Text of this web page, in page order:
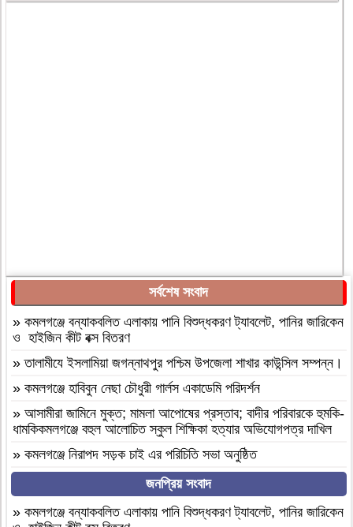
সর্বশেষ সংবাদ
» কমলগঞ্জে বন্যাকবলিত এলাকায় পানি বিশুদ্ধকরণ ট্যাবলেট, পানির জারিকেন
ও হাইজিন কীট বক্স বিতরণ
»‎তালামীযে ইসলামিয়া জগন্নাথপুর পশ্চিম উপজেলা শাখার কাউন্সিল সম্পন্ন।
» কমলগঞ্জে হাবিবুন নেছা চৌধুরী গার্লস একাডেমি পরিদর্শন
» আসামীরা জামিনে মুক্ত; মামলা আপোষের প্রস্তাব; বাদীর পরিবারকে হুমকি-
ধামকিকমলগঞ্জে বহুল আলোচিত স্কুল শিক্ষিকা হত্যার অভিযোগপত্র দাখিল
» কমলগঞ্জে নিরাপদ সড়ক চাই এর পরিচিতি সভা অনুষ্ঠিত
শোক সংবাদ॥ রসমোহন সিংহ ॥
ফ্যাসিবাদবিরোধী সমন্বিত শক্তির ফল জুলাই আন্দোলন: রেদোয়ান মাজহারি
জনপ্রিয় সংবাদ
» কমলগঞ্জে বন্যাকবলিত এলাকায় পানি বিশুদ্ধকরণ ট্যাবলেট, পানির জারিকেন